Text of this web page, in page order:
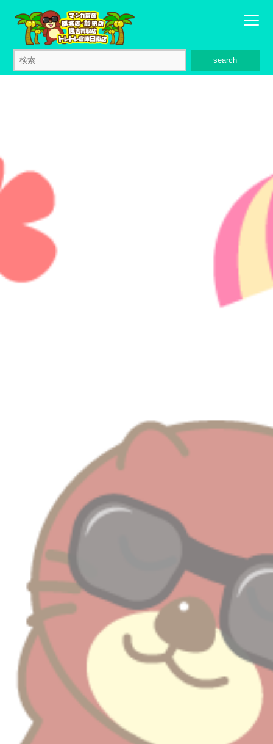
search